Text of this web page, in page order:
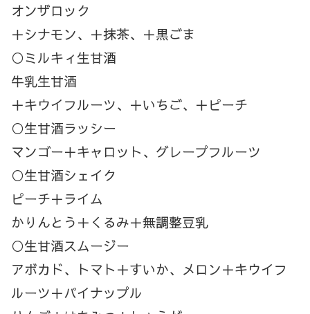
オンザロック
＋シナモン、＋抹茶、＋黒ごま
○ミルキィ生甘酒
牛乳生甘酒
＋キウイフルーツ、＋いちご、＋ピーチ
○生甘酒ラッシー
マンゴー＋キャロット、グレープフルーツ
○生甘酒シェイク
ピーチ＋ライム
かりんとう＋くるみ＋無調整豆乳
○生甘酒スムージー
アボカド、トマト＋すいか、メロン＋キウイフ
ルーツ＋パイナップル